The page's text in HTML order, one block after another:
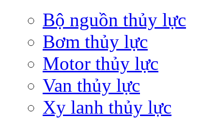
Bộ nguồn thủy lực
Bơm thủy lực
Motor thủy lực
Van thủy lực
Xy lanh thủy lực